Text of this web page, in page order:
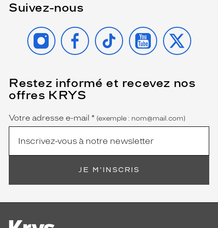
Suivez-nous
INSTAGRAMFACEBOOK
TIKTOK YOUTUBE
X
Restez informé et recevez nos
offres KRYS
Name
Votre adresse e-mail *
(Ce
champ
est
obligatoire)
(exemple : nom@mail.com)
JE M'INSCRIS